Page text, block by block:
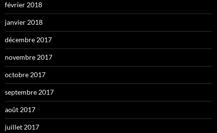
février 2018
janvier 2018
décembre 2017
novembre 2017
octobre 2017
septembre 2017
août 2017
juillet 2017